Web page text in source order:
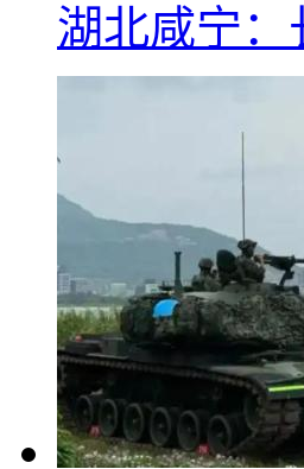
湖北咸宁